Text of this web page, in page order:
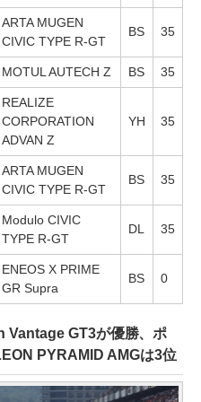
ARTA MUGEN
CIVIC TYPE R-GT
BS 35
MOTUL AUTECH Z BS 35
REALIZE
CORPORATION
ADVAN Z
YH 35
ARTA MUGEN
CIVIC TYPE R-GT
BS 35
Modulo CIVIC
TYPE R-GT
DL 35
ENEOS X PRIME
GR Supra
BS 0
Vantage GT3が優勝、ポ
PYRAMID AMGは3位